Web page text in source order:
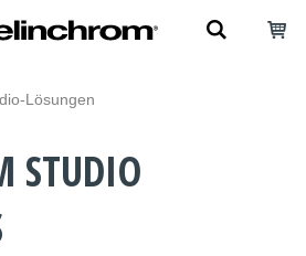
Lösungen
STUDIO